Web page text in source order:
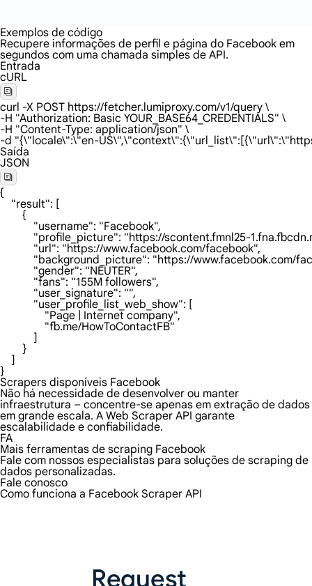
Exemplos de código
Recupere informações de perfil e página do Facebook em
segundos com uma chamada simples de API.
Entrada
cURL
curl -X POST https://fetcher.lumiproxy.com/v1/query \
-H "Authorization: Basic YOUR_BASE64_CREDENTIALS" \
-H "Content-Type: application/json" \
-d "{\"locale\":\"en-
Saída
JSON
{
    "result": [
        {
            "username": "Facebook",
"profile_picture": "https://
            "url": "https://www.facebook.com/facebook",
"background_picture": "https://www.facebook.com/
            "gender": "NEUTER",
            "fans": "155M followers",
            "user_signature": "",
            "user_profile_list_web_show": [
                "Page | Internet company",
                "fb.me/HowToContactFB"
            ]
        }
    ]
}
Scrapers disponíveis Facebook
Não há necessidade de desenvolver ou manter
infraestrutura – concentre-se apenas em extração de dados
em grande escala. A Web Scraper API garante
escalabilidade e confiabilidade.
FA
Mais ferramentas de scraping Facebook
Fale com nossos especialistas para soluções de scraping de
dados personalizadas.
Fale conosco
Como funciona a Facebook Scraper API